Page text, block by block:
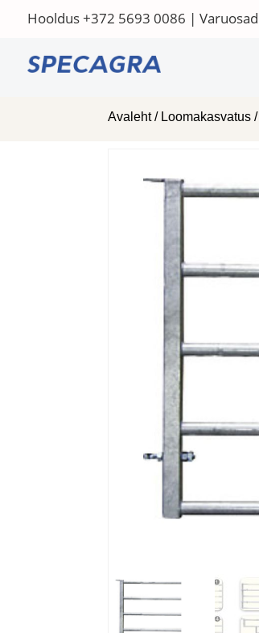
Hooldus+372 5693 0086 | Varuosad
Avaleht/ Loomakasvatus /